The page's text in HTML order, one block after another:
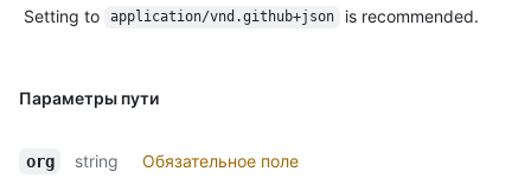
Setting to
application/vnd.github+json is recommended.
Параметры пути
org string
Обязательное поле